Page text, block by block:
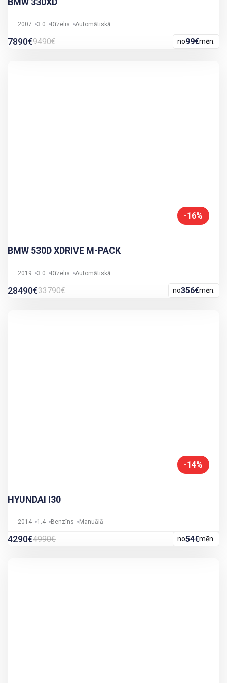
2007 3.0 Dīzelis Automātiskā
7890€9490€ no99€mēn.
-16%
BMW 530D XDRIVE M-PACK
2019 3.0 Dīzelis Automātiskā
28490€33790€ no356€mēn.
-14%
HYUNDAI I30
2014 1.4 Benzīns Manuālā
4290€4990€ no54€mēn.